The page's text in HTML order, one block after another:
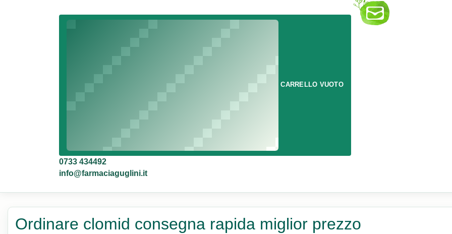
CARRELLO VUOTO
0733 434492
info@farmaciaguglini.it
Ordinare clomid consegna rapida miglior prezzo